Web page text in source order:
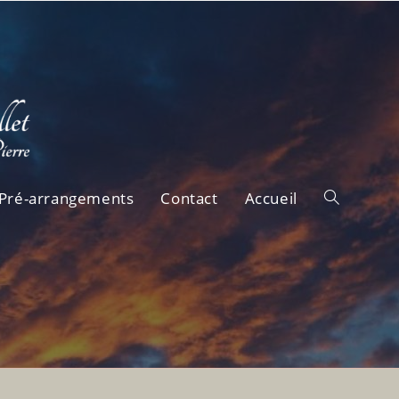
Pré-arrangements Contact Accueil
Toggle
website
search